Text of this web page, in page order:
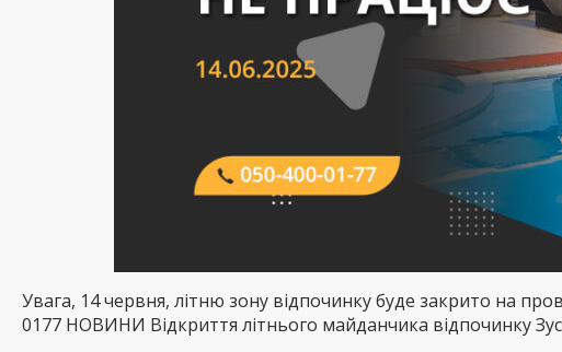
Увага, 14 червня, літню зону відпочинку буде закрито на
0177 НОВИНИ Відкриття літнього майданчика відпочинку